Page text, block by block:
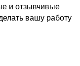
и отзывчивые
вашу работу